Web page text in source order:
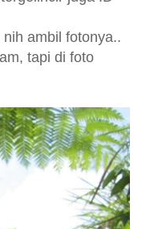
ambil fotonya..
tapi di foto